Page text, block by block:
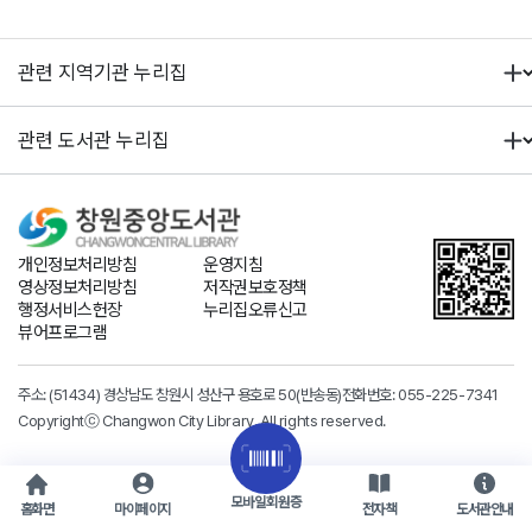
홈화면 마이페이지 모바일회원증 전자책 도서관안내
개인정보처리방침
운영지침
영상정보처리방침
저작권보호정책
행정서비스헌장
누리집오류신고
뷰어프로그램
주소: (51434) 경상남도 창원시 성산구 용호로 50(반송동)전화번호:055-225-7341
Copyrightⓒ Changwon City Library. All rights reserved.